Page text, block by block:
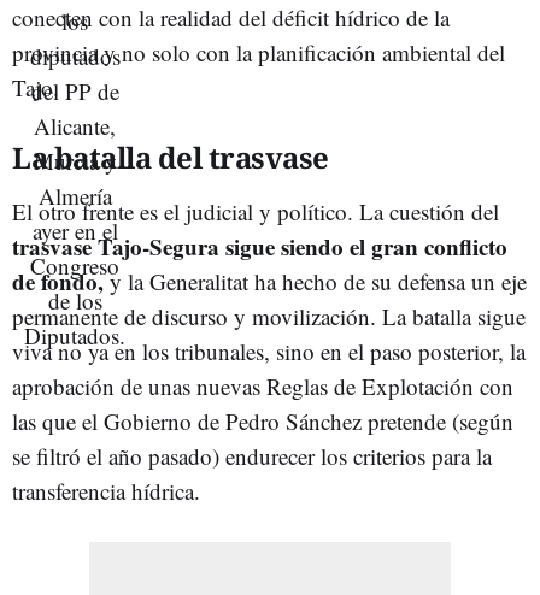
conecten con la realidad del déficit hídrico de la
provincia y no solo con la planificación ambiental del
Tajo.
La batalla del trasvase
El otro frente es el judicial y político. La cuestión del
trasvase Tajo-Segura sigue siendo el gran conflicto
de fondo,y la Generalitat ha hecho de su defensa un eje
permanente de discurso y movilización. La batalla sigue
viva no ya en los tribunales, sino en el paso posterior, la
aprobación de unas nuevas Reglas de Explotación con
las que el Gobierno de Pedro Sánchez pretende (según
se filtró el año pasado) endurecer los criterios para la
transferencia hídrica.